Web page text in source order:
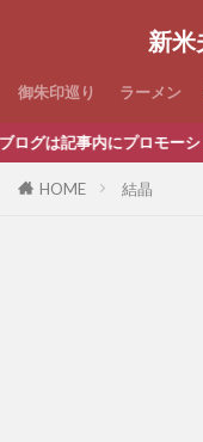
新米
御朱印巡り ラーメン
は記事内にプロモーショ
HOME 結晶